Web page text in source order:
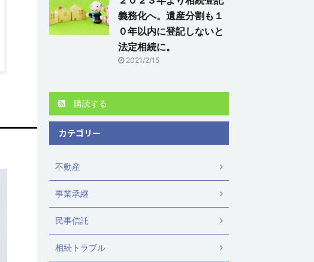
義務化へ。遺産分割も１
０年以内に登記しないと
法定相続に。
2021/2/15
購読する
カテゴリー
不動産
事業承継
民事信託
相続トラブル